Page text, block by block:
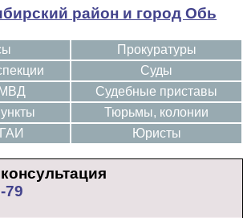
район и город Обь
Прокуратуры
Суды
Судебные приставы
Тюрьмы, колонии
Юристы
79